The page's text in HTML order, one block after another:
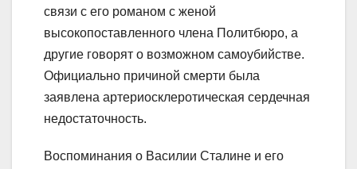
связи с его романом с женой
высокопоставленного члена Политбюро, а
другие говорят о возможном самоубийстве.
Официально причиной смерти была
заявлена артериосклеротическая сердечная
недостаточность.
Воспоминания о Василии Сталине и его